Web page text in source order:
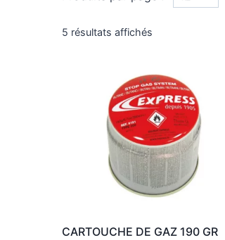
5 résultats affichés
popularité
CARTOUCHE DE GAZ 190 GR